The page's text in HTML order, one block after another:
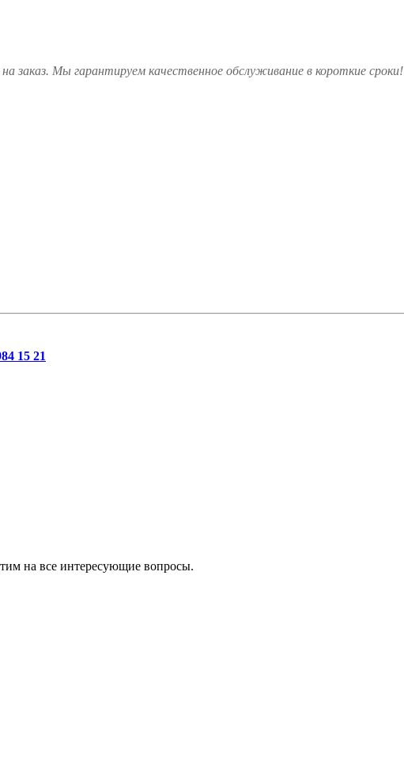
заказ. Мы гарантируем качественное обслуживание в короткие сроки!
15 21
на все интересующие вопросы.